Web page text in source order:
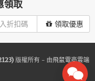
領取
領取優惠
版權所有 - 由飛鼠電商雲端